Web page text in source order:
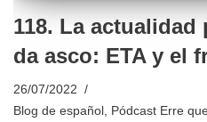
118. La
da asco: ETA y el
26/07/2022
Blog de español , Pódcast Erre